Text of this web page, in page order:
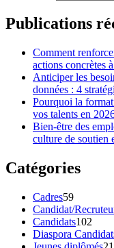
Publications
Comment
actions concrètes
Anticiper les
données : 4
Pourquoi la
vos talents en
Bien-être des
culture de soutien
Catégories
Cadres59
Candidat/
Candidats102
Diaspora